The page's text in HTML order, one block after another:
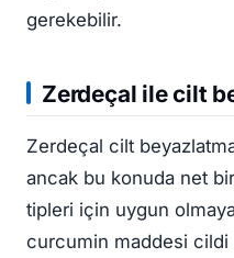
gerekebilir.
Zerdeçal ile cilt
Zerdeçal cilt
ancak bu konuda net
tipleri için uygun
curcumin maddesi